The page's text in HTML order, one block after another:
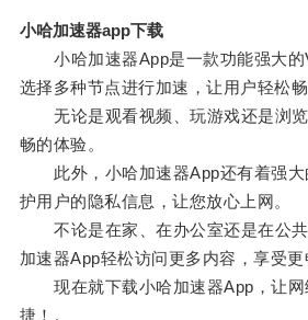
小哈加速器app下载
小哈加速器App是一款功能强大的
选择多种节点进行加速，让用户轻松畅
无论是观看视频、玩游戏还是浏览
畅的体验。
此外，小哈加速器App还有着强大
护用户的隐私信息，让您放心上网。
不论是在家、在办公室还是在公共
加速器App轻松访问更多内容，享受更
现在就下载小哈加速器App，让网
捷！。